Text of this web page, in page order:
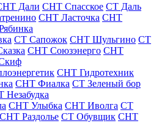
Дали СНТ Спасское СТ Даль
СНТ Ласточка СНТ
СТ Сапожок СНТ Шульгино СТ
СНТ Союзэнерго СНТ
СНТ Гидротехник
СНТ Фиалка СТ Зеленый бор
Незабудка
СНТ Улыбка СНТ Иволга СТ
СНТ Раздолье СТ Обувщик СНТ